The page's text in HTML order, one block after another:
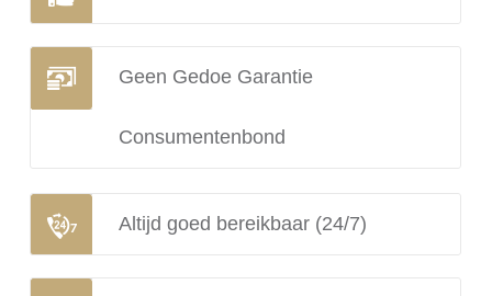
Geen Gedoe Garantie
Consumentenbond
Altijd goed bereikbaar (24/7)